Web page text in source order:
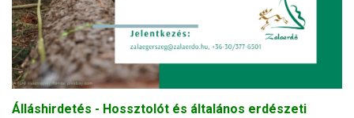
Álláshirdetés - Hossztolót és általános erdészeti